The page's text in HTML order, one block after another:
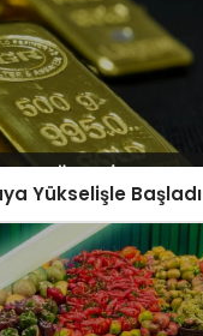
Yükselişle Başladı